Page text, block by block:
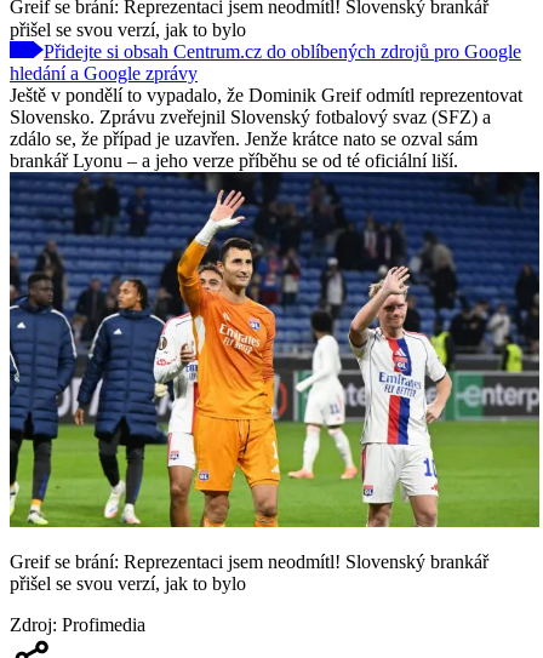
Greif se brání: Reprezentaci jsem neodmítl! Slovenský brankář
přišel se svou verzí, jak to bylo
Přidejte si obsah Centrum.cz do oblíbených zdrojů pro Google
hledání a Google zprávy
Ještě v pondělí to vypadalo, že Dominik Greif odmítl reprezentovat
Slovensko. Zprávu zveřejnil Slovenský fotbalový svaz (SFZ) a
zdálo se, že případ je uzavřen. Jenže krátce nato se ozval sám
brankář Lyonu – a jeho verze příběhu se od té oficiální liší.
Greif se brání: Reprezentaci jsem neodmítl! Slovenský brankář
přišel se svou verzí, jak to bylo
Zdroj: Profimedia